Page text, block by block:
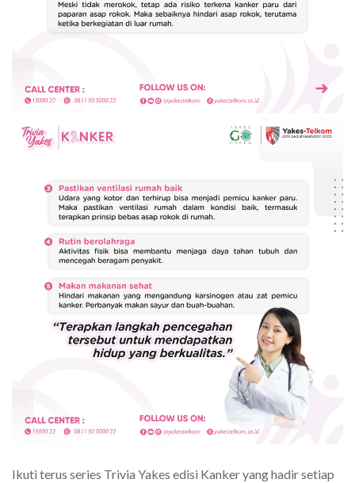
Ikuti terus series Trivia Yakes edisi Kanker yang hadir setiap